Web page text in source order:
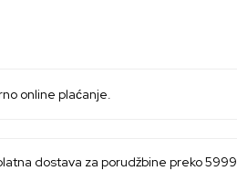
online plaćanje.
dostava za porudžbine preko 5999